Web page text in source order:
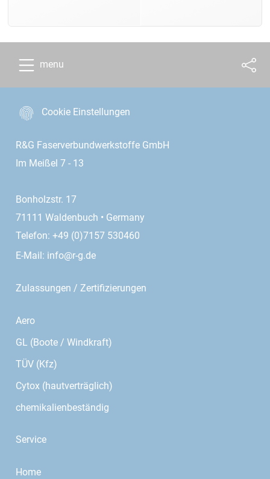
menu
Cookie Einstellungen
R&G Faserverbundwerkstoffe GmbH
Im Meißel 7 - 13
Bonholzstr. 17
71111 Waldenbuch • Germany
Telefon: +49 (0)7157 530460
E-Mail: info@r-g.de
Zulassungen / Zertifizierungen
Aero
GL (Boote / Windkraft)
TÜV (Kfz)
Cytox (hautverträglich)
chemikalienbeständig
Service
Home